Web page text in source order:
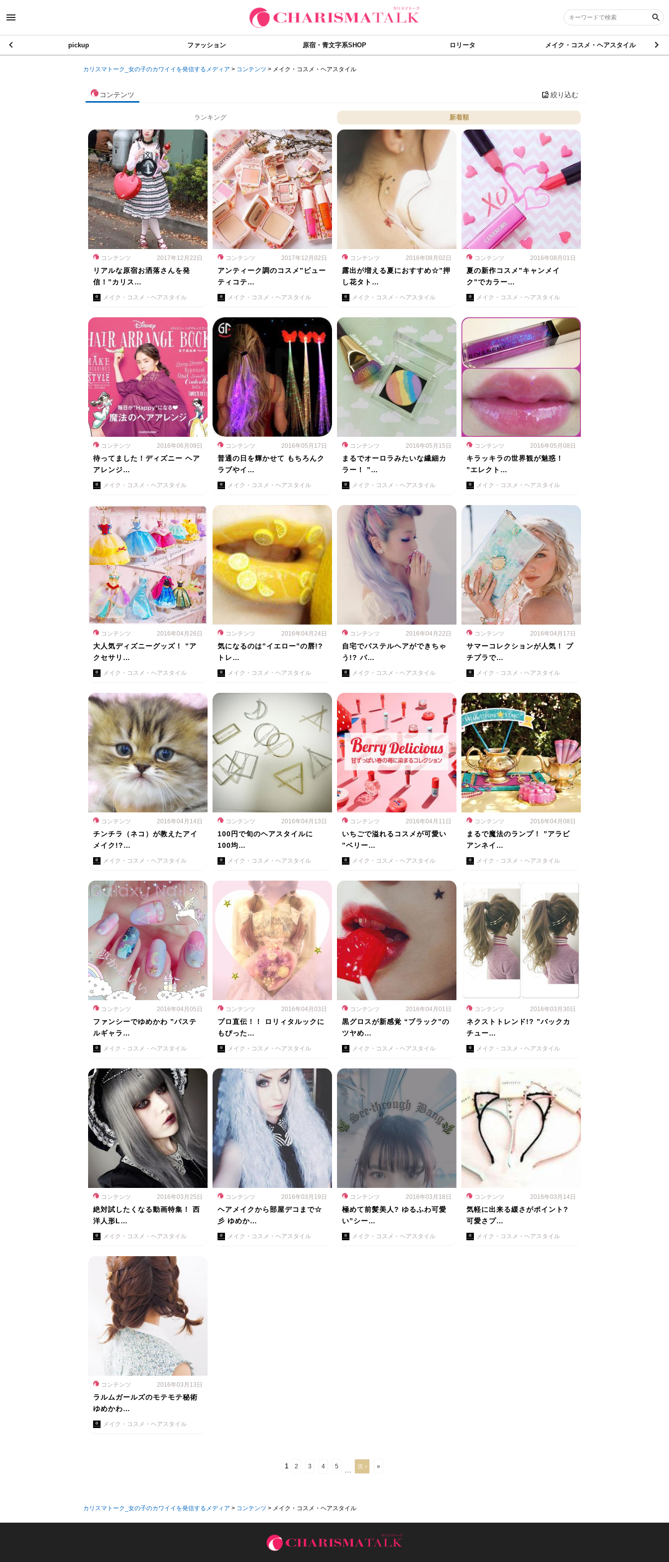
pickup ファッション 原宿・青文字系SHOP ロリータ メイク・コスメ・ヘアスタイル
カリスマトーク_女の子のカワイイを発信するメディア > コンテンツ > メイク・コスメ・ヘアスタイル
コンテンツ 絞り込む
ランキング 新着順
コンテンツ 2017年12月22日
リアルな原宿お洒落さんを発
信！”カリス…
メイク・コスメ・ヘアスタイル
コンテンツ 2017年12月02日
アンティーク調のコスメ”ビュー
ティコテ…
メイク・コスメ・ヘアスタイル
コンテンツ 2016年08月02日
露出が増える夏におすすめ☆”押
し花タト…
メイク・コスメ・ヘアスタイル
コンテンツ 2016年08月01日
夏の新作コスメ”キャンメイ
ク”でカラー…
メイク・コスメ・ヘアスタイル
コンテンツ 2016年06月09日
待ってました！ディズニー ヘア
アレンジ…
メイク・コスメ・ヘアスタイル
コンテンツ 2016年05月17日
普通の日を輝かせて もちろんク
ラブやイ…
メイク・コスメ・ヘアスタイル
コンテンツ 2016年05月15日
まるでオーロラみたいな繊細カ
ラー！ ”…
メイク・コスメ・ヘアスタイル
コンテンツ 2016年05月08日
キラッキラの世界観が魅惑！
”エレクト…
メイク・コスメ・ヘアスタイル
コンテンツ 2016年04月26日
大人気ディズニーグッズ！ ”ア
クセサリ…
メイク・コスメ・ヘアスタイル
コンテンツ 2016年04月24日
気になるのは”イエロー”の唇!?
トレ…
メイク・コスメ・ヘアスタイル
コンテンツ 2016年04月22日
自宅でパステルヘアができちゃ
う!? パ…
メイク・コスメ・ヘアスタイル
コンテンツ 2016年04月17日
サマーコレクションが人気！ プ
チプラで…
メイク・コスメ・ヘアスタイル
コンテンツ 2016年04月14日
チンチラ（ネコ）が教えたアイ
メイク!?…
メイク・コスメ・ヘアスタイル
コンテンツ 2016年04月13日
100円で旬のヘアスタイルに
100均…
メイク・コスメ・ヘアスタイル
コンテンツ 2016年04月11日
いちごで溢れるコスメが可愛い
”ベリー…
メイク・コスメ・ヘアスタイル
コンテンツ 2016年04月08日
まるで魔法のランプ！ ”アラビ
アンネイ…
メイク・コスメ・ヘアスタイル
コンテンツ 2016年04月05日
ファンシーでゆめかわ ”パステ
ルギャラ…
メイク・コスメ・ヘアスタイル
コンテンツ 2016年04月03日
プロ直伝！！ ロリィタルックに
もぴった…
メイク・コスメ・ヘアスタイル
コンテンツ 2016年04月01日
黒グロスが新感覚 “ブラック”の
ツヤめ…
メイク・コスメ・ヘアスタイル
コンテンツ 2016年03月30日
ネクストトレンド!? ”バックカ
チュー…
メイク・コスメ・ヘアスタイル
コンテンツ 2016年03月25日
絶対試したくなる動画特集！ 西
洋人形L…
メイク・コスメ・ヘアスタイル
コンテンツ 2016年03月19日
ヘアメイクから部屋デコまで☆
彡 ゆめか…
メイク・コスメ・ヘアスタイル
コンテンツ 2016年03月18日
極めて前髪美人? ゆるふわ可愛
い”シー…
メイク・コスメ・ヘアスタイル
コンテンツ 2016年03月14日
気軽に出来る緩さがポイント?
可愛さプ…
メイク・コスメ・ヘアスタイル
コンテンツ 2016年03月13日
ラルムガールズのモテモテ秘術
ゆめかわ…
メイク・コスメ・ヘアスタイル
1 2 3 4 5 次 › »
カリスマトーク_女の子のカワイイを発信するメディア > コンテンツ > メイク・コスメ・ヘアスタイル